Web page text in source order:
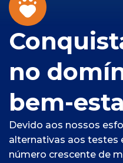
no
bem-
Devido aos nossos
alternativas aos testes
número crescente de